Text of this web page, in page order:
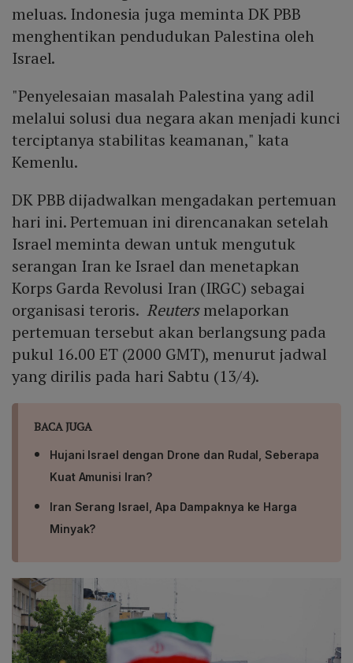
meluas. Indonesia juga meminta DK PBB
menghentikan pendudukan Palestina oleh
Israel.
"Penyelesaian masalah Palestina yang adil
melalui solusi dua negara akan menjadi kunci
terciptanya stabilitas keamanan," kata
Kemenlu.
DK PBB dijadwalkan mengadakan pertemuan
hari ini. Pertemuan ini direncanakan setelah
Israel meminta dewan untuk mengutuk
serangan Iran ke Israel dan menetapkan
Korps Garda Revolusi Iran (IRGC) sebagai
organisasi teroris. Reutersmelaporkan
pertemuan tersebut akan berlangsung pada
pukul 16.00 ET (2000 GMT), menurut jadwal
yang dirilis pada hari Sabtu (13/4).
BACA JUGA
Hujani Israel dengan Drone dan Rudal, Seberapa
Kuat Amunisi Iran?
Iran Serang Israel, Apa Dampaknya ke Harga
Minyak?